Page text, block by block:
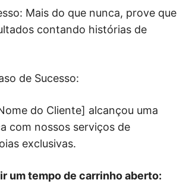
Mais do que nunca, prove que
contando histórias de
de Sucesso:
do Cliente] alcançou uma
com nossos serviços de
exclusivas.
um tempo de carrinho aberto: